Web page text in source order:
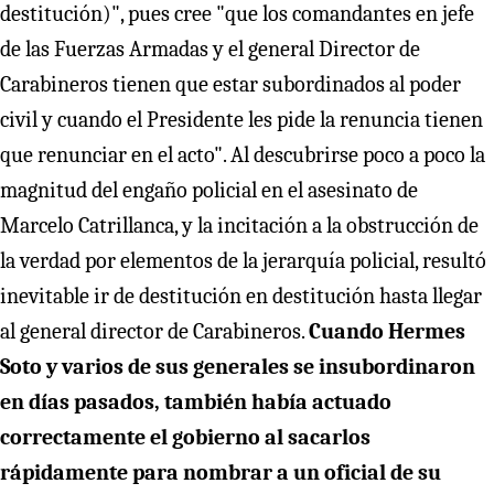
destitución)", pues cree "que los comandantes en jefe
de las Fuerzas Armadas y el general Director de
Carabineros tienen que estar subordinados al poder
civil y cuando el Presidente les pide la renuncia tienen
que renunciar en el acto". Al descubrirse poco a poco la
magnitud del engaño policial en el asesinato de
Marcelo Catrillanca, y la incitación a la obstrucción de
la verdad por elementos de la jerarquía policial, resultó
inevitable ir de destitución en destitución hasta llegar
al general director de Carabineros.Cuando Hermes
Soto y varios de sus generales se insubordinaron
en días pasados, también había actuado
correctamente el gobierno al sacarlos
rápidamente para nombrar a un oficial de su